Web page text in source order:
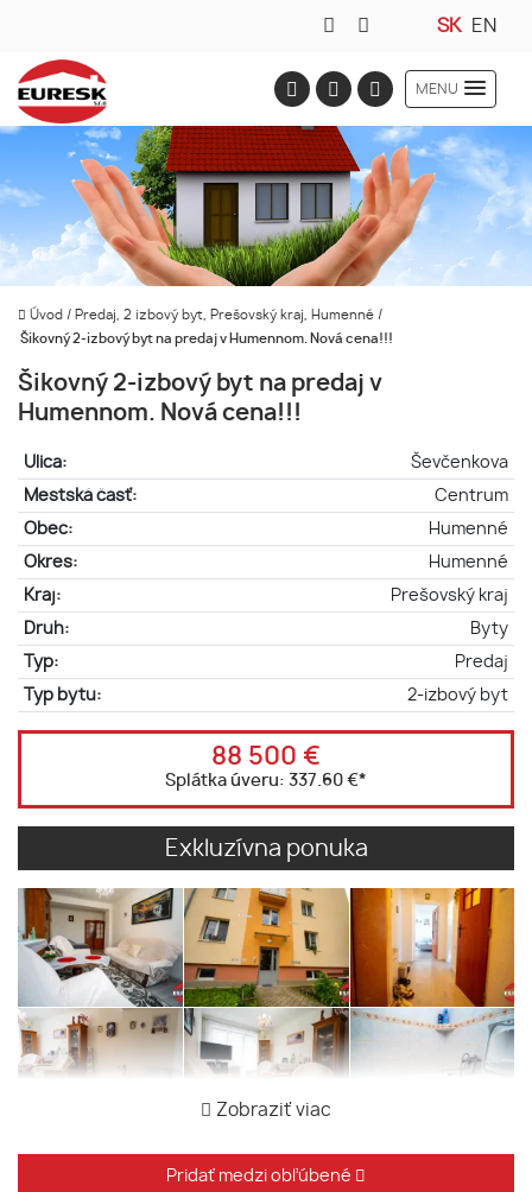
SK EN
MENU
Úvod / Predaj, 2 izbový byt, Prešovský kraj, Humenné /
Šikovný 2-izbový byt na predaj v Humennom. Nová cena!!!
Šikovný 2-izbový byt na predaj v
Humennom. Nová cena!!!
Ulica:
Ševčenkova
Mestská časť:
Centrum
Obec:
Humenné
Okres:
Humenné
Kraj:
Prešovský kraj
Druh:
Byty
Typ:
Predaj
Typ bytu:
2-izbový byt
88 500 €
Splátka úveru: 337.60 €*
Exkluzívna ponuka
Zobraziť viac
Pridať medzi obľúbené